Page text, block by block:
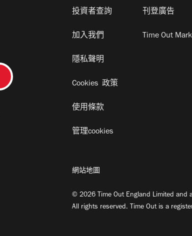
投資者查詢
加入我們
隱私聲明
Cookies 政策
使用條款
管理cookies
刊登廣告
Time Out
網站地圖
© 2026 Time Out England Limited and
All rights reserved. Time Out is a